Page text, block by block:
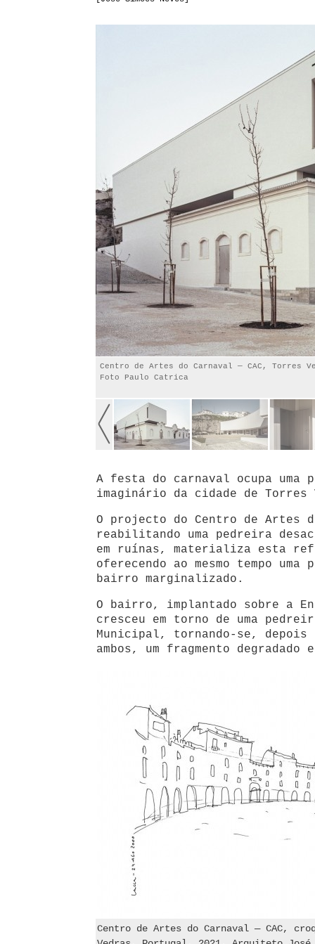
Centro de Artes do Carnaval — CAC, Torres
Foto Paulo Catrica
A festa do carnaval ocupa uma
imaginário da cidade de Torres
O projecto do Centro de Artes
reabilitando uma pedreira
em ruínas, materializa esta
oferecendo ao mesmo tempo
bairro marginalizado.
O bairro, implantado sobre a
cresceu em torno de uma
Municipal, tornando-se, depois
ambos, um fragmento
Centro de Artes do Carnaval — CAC,